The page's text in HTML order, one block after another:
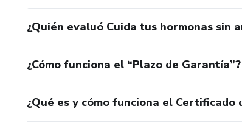
¿Quién evaluó Cuida tus hormonas sin
¿Cómo funciona el “Plazo de Garantía”?
¿Qué es y cómo funciona el Certificado